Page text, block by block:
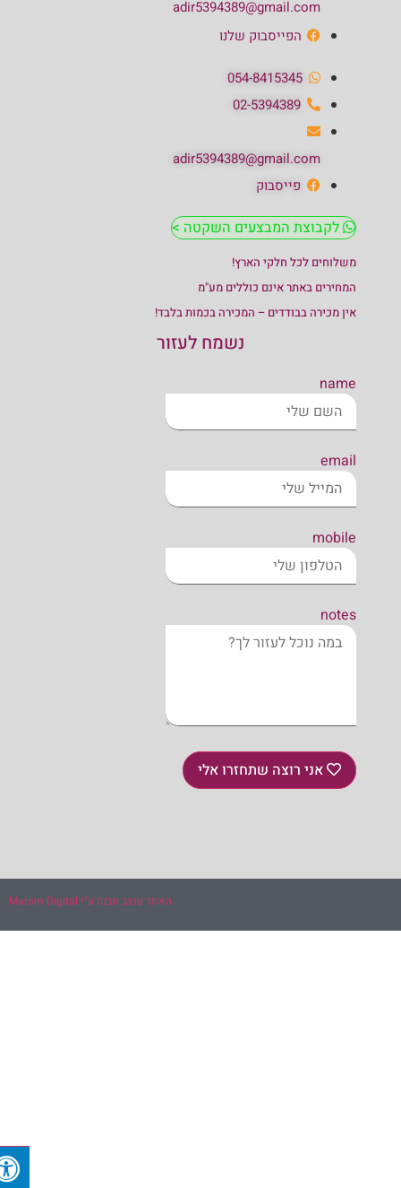
adir5394389@gmail.com
הפייסבוק שלנו
054-8415345
02-5394389
adir5394389@gmail.com
פייסבוק
לקבוצת המבצעים השקטה >
משלוחים לכל חלקי הארץ!
המחירים באתר אינם כוללים מע"מ
אין מכירה בבודדים – המכירה בכמות בלבד!
נשמח לעזור
name
email
mobile
notes
אני רוצה שתחזרו אלי
האתר עוצב ונבנה ע"י Marom Digital